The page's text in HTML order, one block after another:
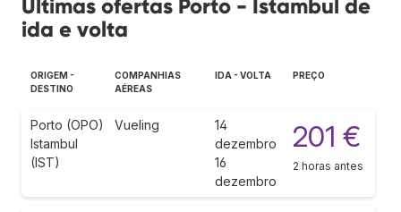
Últimas ofertas Porto - Istambul de
ida e volta
ORIGEM -
DESTINO
COMPANHIAS
AÉREAS
IDA - VOLTA PREÇO
Porto (OPO)
Istambul
(IST)
Vueling
14
dezembro
16
dezembro
201 €
2 horas antes